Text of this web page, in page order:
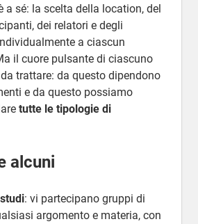
a sé: la scelta della location, del
dei relatori e degli
a ciascun
il cuore pulsante di ciascuno
da trattare: da questo dipendono
e da questo possiamo
tutte le tipologie di
alcuni
: vi partecipano gruppi di
argomento e materia, con